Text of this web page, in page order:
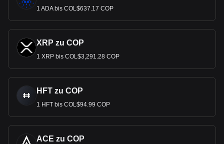
1 ADA bis COL$637.17 COP
XRP zu COP
1 XRP bis COL$3,291.28 COP
HFT zu COP
1 HFT bis COL$94.99 COP
ACE zu COP